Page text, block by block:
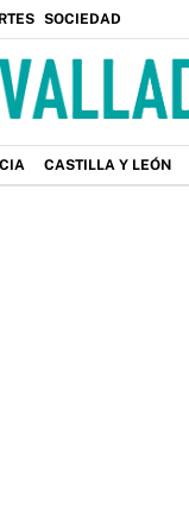
SOCIEDAD
CASTILLA Y LEÓN